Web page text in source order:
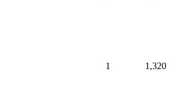
1 1,320